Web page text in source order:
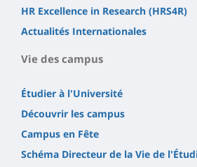
HR Excellence in Research (HRS4R)
Actualités Internationales
Vie des campus
Étudier à l'Université
Découvrir les campus
Campus en Fête
Schéma Directeur de la Vie de